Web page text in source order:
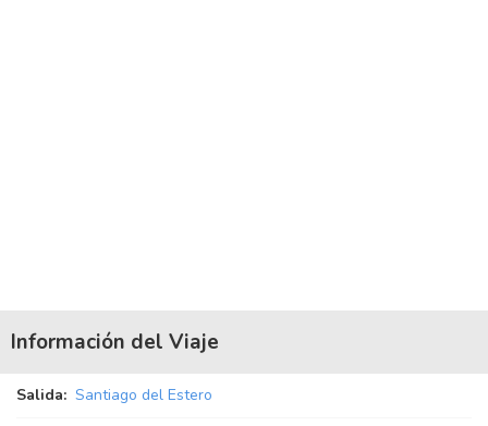
Información del Viaje
Salida: Santiago del Estero